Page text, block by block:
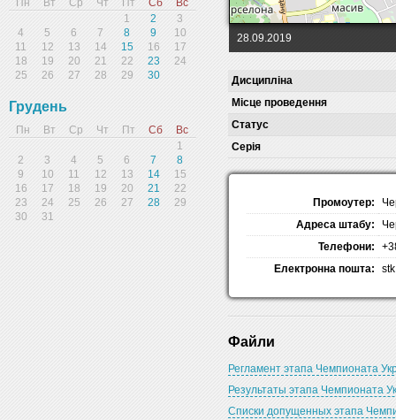
Пн Вт Ср Чт Пт Сб
Вс
1
2
3
4
5 6 7 8 9
10
11
12 13 14 15 16
17
18
19 20 21 22 23
24
25
26 27 28 29 30
Грудень
Пн Вт Ср Чт Пт Сб
Вс
1
2
3 4 5 6 7
8
9
10 11 12 13 14
15
16
17 18 19 20 21
22
23
24 25 26 27 28
29
30
31
28.09.2019
Дисципліна
Місце проведення
Статус
Серія
Промоутер:
Адреса штабу:
Телефони:
Електронна пошта:
Файли
Регламент этапа Чемпионата
Результаты этапа Чемпионата
Списки допущенных этапа